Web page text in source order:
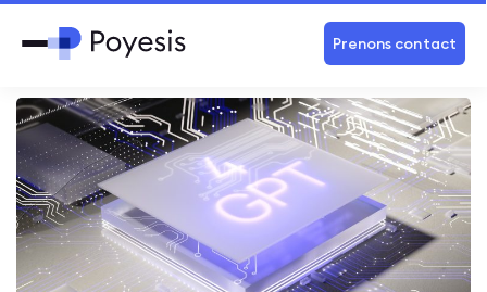
Prenons contact